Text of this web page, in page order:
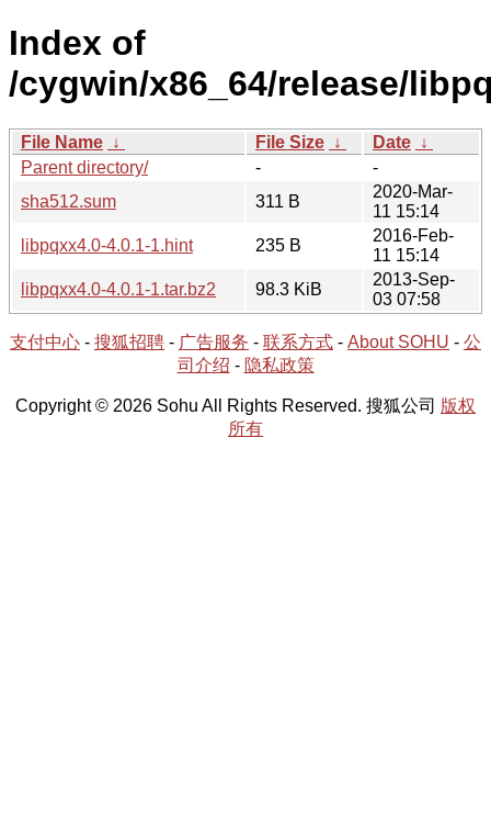
Index of
/cygwin/x86_64/release/
File Name ↓ File Size ↓ Date ↓
Parent directory/
-
-
sha512.sum
311 B
2020-Mar-
11 15:14
libpqxx4.0-4.0.1-1.hint
235 B
2016-Feb-
11 15:14
libpqxx4.0-4.0.1-1.tar.bz2
98.3 KiB
2013-Sep-
03 07:58
支付中心 - 搜狐招聘 - 广告服务 - 联系方式 - About SOHU - 公
司介绍 - 隐私政策
Copyright © 2026 Sohu All Rights Reserved. 搜狐公司 版权
所有